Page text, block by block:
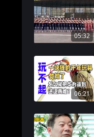
05:32
06:21